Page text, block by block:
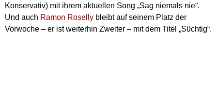
Konservativ) mit ihrem aktuellen Song „Sag niemals nie“.
Und auch Ramon Roselly bleibt auf seinem Platz der
Vorwoche – er ist weiterhin Zweiter – mit dem Titel „Süchtig“.